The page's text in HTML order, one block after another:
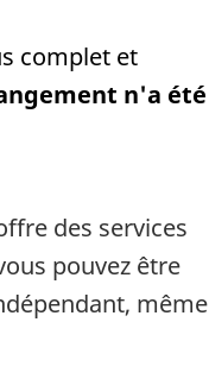
complet et
n'a été
des services
pouvez être
même